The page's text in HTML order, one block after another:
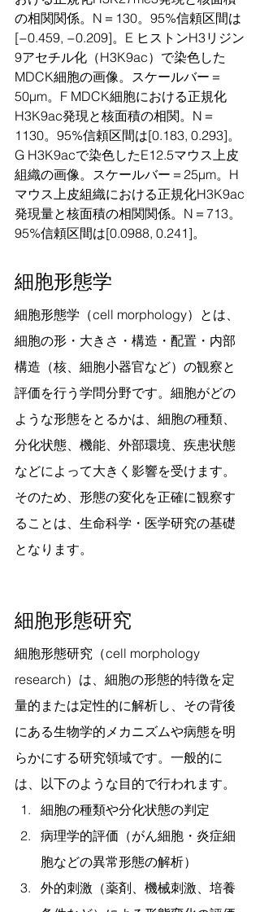
の相関関係。N＝130。95%信頼区間は
[−0.459, −0.209]。E ヒストンH3リジン
9アセチル化（H3K9ac）で染色した
MDCK細胞の画像。スケールバー＝
50μm。F MDCK細胞における正規化
H3K9ac発現と核面積の相関。N＝
1130。95%信頼区間は[0.183, 0.293]。
G H3K9acで染色したE12.5マウス上皮
組織の画像。スケールバー＝25μm。H
マウス上皮組織における正規化H3K9ac
発現量と核面積の相関関係。N＝713。
95%信頼区間は[0.0988, 0.241]。
細胞形態学
細胞形態学（cell morphology）とは、
細胞の形・大きさ・構造・配置・内部
構造（核、細胞小器官など）の観察と
評価を行う学問分野です。細胞がどの
ような形態をとるかは、細胞の種類、
分化状態、機能、外部環境、疾患状態
などによって大きく影響を受けます。
そのため、形態の変化を正確に観察す
ることは、生命科学・医学研究の基礎
となります。
細胞形態研究
細胞形態研究（cell morphology
research）は、細胞の形態的特徴を定
量的または定性的に解析し、その背後
にある生物学的メカニズムや病態を明
らかにする研究領域です。一般的に
は、以下のような目的で行われます。
細胞の種類や分化状態の判定
病理学的評価（がん細胞・炎症細
胞などの異常形態の解析）
外的刺激（薬剤、機械刺激、培養